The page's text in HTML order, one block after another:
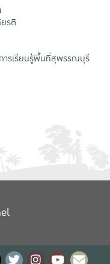
รติ
ารเรียนรู้พื้นที่สุพรรณบุรี